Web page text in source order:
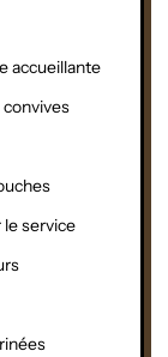
accueillante
convives
service